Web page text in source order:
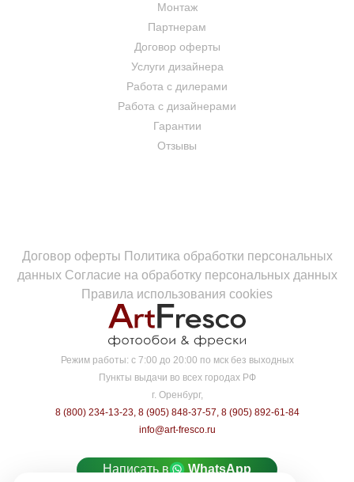
Монтаж
Партнерам
Договор оферты
Услуги дизайнера
Работа с дилерами
Работа с дизайнерами
Гарантии
Отзывы
Договор оферты Политика обработки персональных
данных Согласие на обработку персональных данных
Правила использования cookies
Режим работы: с 7:00 до 20:00 по мск без выходных
Пункты выдачи во всех городах РФ
г. Оренбург,
8 (800) 234-13-23, 8 (905) 848-37-57, 8 (905) 892-61-84
info@art-fresco.ru
Написать в WhatsApp